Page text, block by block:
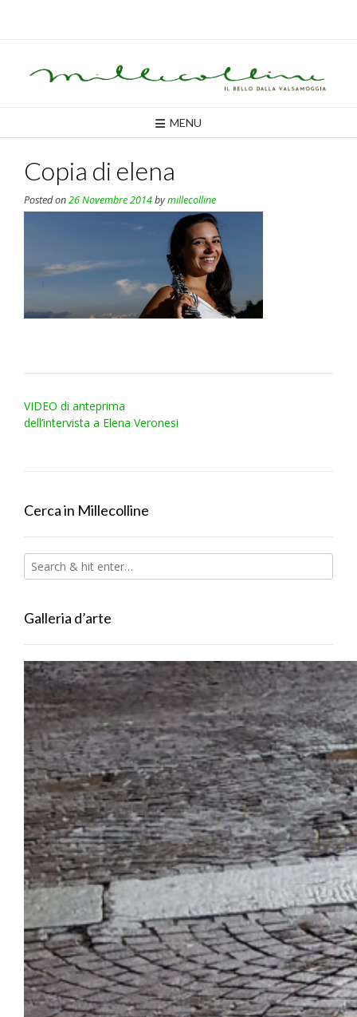
MENU
Copia di elena
Posted on26 Novembre 2014bymillecolline
Post
navigation
VIDEO di anteprima
dell’intervista a Elena Veronesi
Cerca in Millecolline
Galleria d’arte